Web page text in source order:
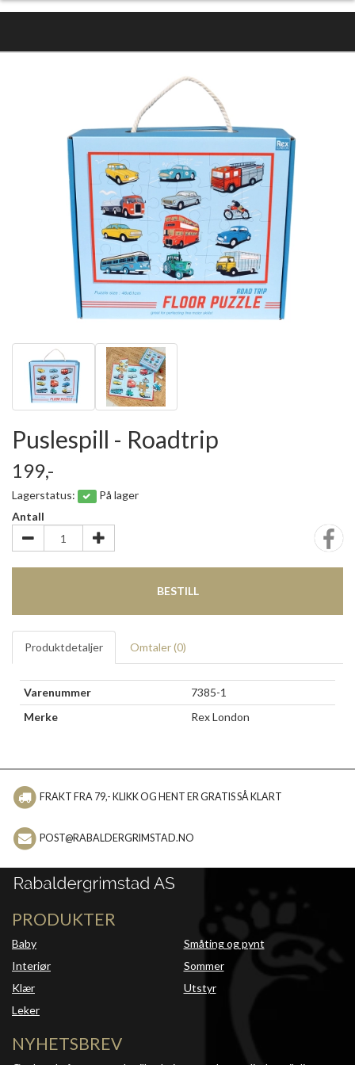
Puslespill - Roadtrip
199,-
Lagerstatus:
På lager
Antall
BESTILL
Produktdetaljer Omtaler (0)
Varenummer
7385-1
Merke
Rex London
FRAKT FRA 79,- KLIKK OG HENT ER GRATIS SÅ KLART
POST@RABALDERGRIMSTAD.NO
PRODUKTER
Baby
Interiør
Klær
Leker
Småting og pynt
Sommer
Utstyr
NYHETSBREV